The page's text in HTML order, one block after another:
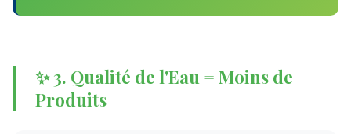
✨ 3. Qualité de l'Eau = Moins de
Produits